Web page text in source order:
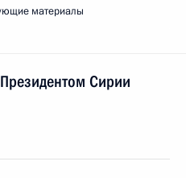
материалы
Сирии